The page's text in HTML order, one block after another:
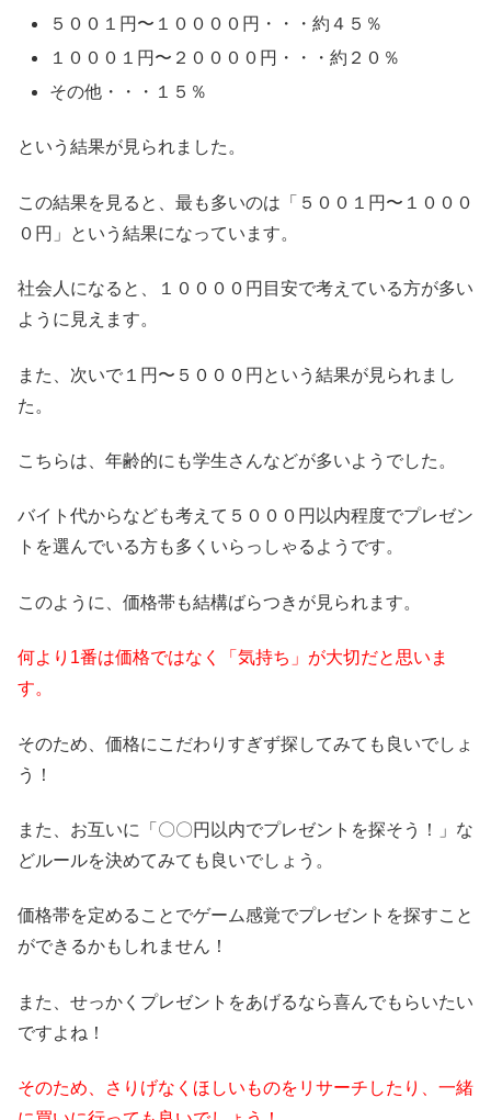
５００１円〜１００００円・・・約４５％
１０００１円〜２００００円・・・約２０％
その他・・・１５％
という結果が見られました。
この結果を見ると、最も多いのは「５００１円〜１０００
０円」という結果になっています。
社会人になると、１００００円目安で考えている方が多い
ように見えます。
また、次いで１円〜５０００円という結果が見られまし
た。
こちらは、年齢的にも学生さんなどが多いようでした。
バイト代からなども考えて５０００円以内程度でプレゼン
トを選んでいる方も多くいらっしゃるようです。
このように、価格帯も結構ばらつきが見られます。
何より1番は価格ではなく「気持ち」が大切だと思いま
す。
そのため、価格にこだわりすぎず探してみても良いでしょ
う！
また、お互いに「〇〇円以内でプレゼントを探そう！」な
どルールを決めてみても良いでしょう。
価格帯を定めることでゲーム感覚でプレゼントを探すこと
ができるかもしれません！
また、せっかくプレゼントをあげるなら喜んでもらいたい
ですよね！
そのため、さりげなくほしいものをリサーチしたり、一緒